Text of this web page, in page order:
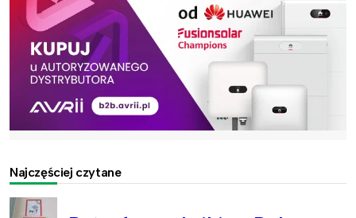
Najczęściej czytane